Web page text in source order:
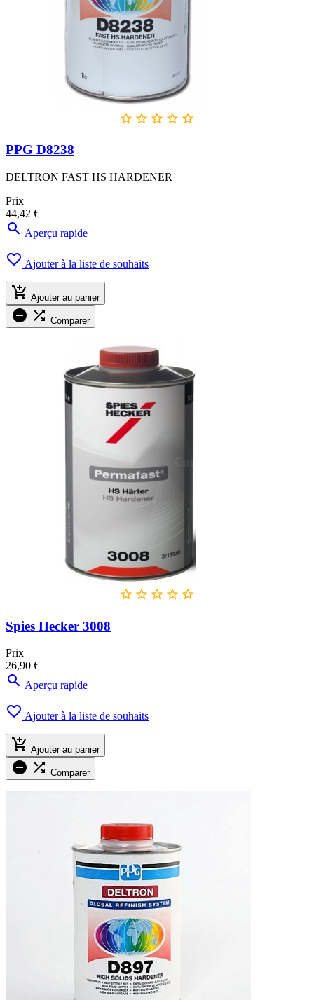
    
PPG D8238
DELTRON FAST HS HARDENER
Prix
44,42 €
 Aperçu rapide
 Ajouter à la liste de souhaits
 Ajouter au panier
  Comparer
    
Spies Hecker 3008
Prix
26,90 €
 Aperçu rapide
 Ajouter à la liste de souhaits
 Ajouter au panier
  Comparer